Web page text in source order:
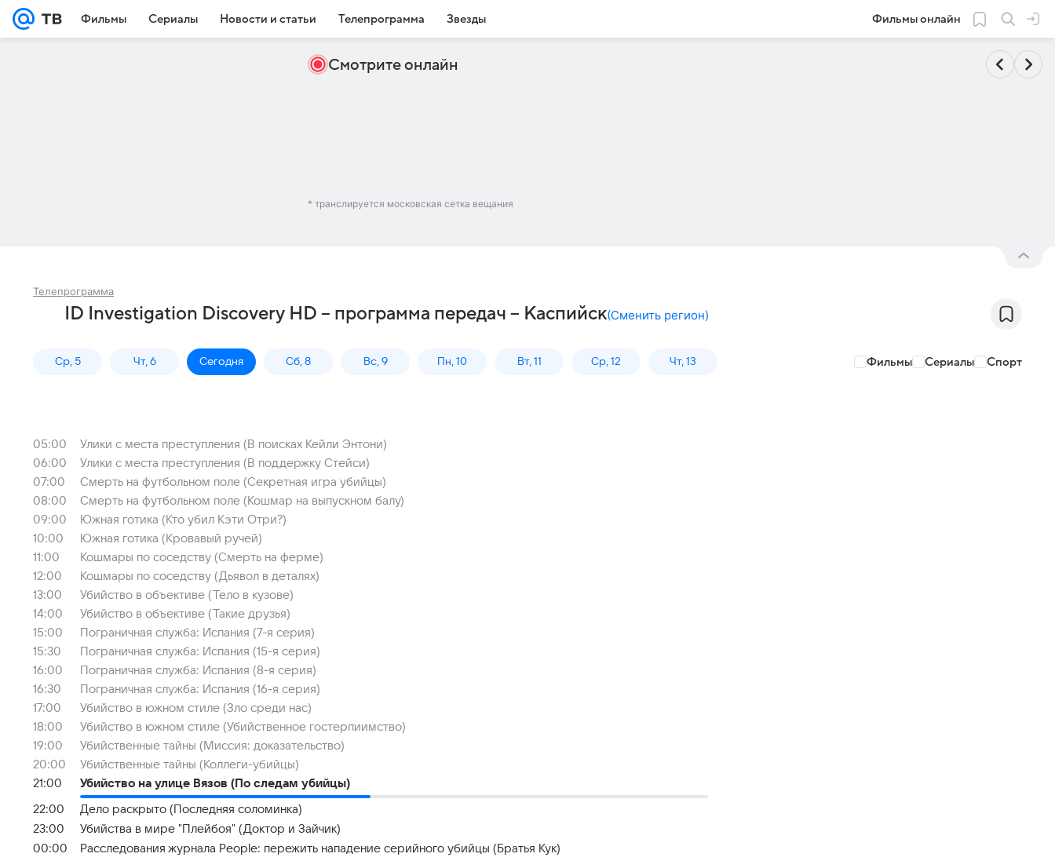
Фильмы Сериалы Новости и статьи Телепрограмма Звезды Фильмы онлайн
Смотрите онлайн
* транслируется московская сетка вещания
Телепрограмма
ID Investigation Discovery HD – программа передач – Каспийск(Сменить регион)
Ср, 5 Чт, 6 Сегодня Сб, 8 Вс, 9 Пн, 10 Вт, 11 Ср, 12 Чт, 13 Фильмы Сериалы Спорт
05:00
Улики с места преступления (В поисках Кейли Энтони)
06:00
Улики с места преступления (В поддержку Стейси)
07:00
Смерть на футбольном поле (Секретная игра убийцы)
08:00
Смерть на футбольном поле (Кошмар на выпускном балу)
09:00
Южная готика (Кто убил Кэти Отри?)
10:00
Южная готика (Кровавый ручей)
11:00
Кошмары по соседству (Смерть на ферме)
12:00
Кошмары по соседству (Дьявол в деталях)
13:00
Убийство в объективе (Тело в кузове)
14:00
Убийство в объективе (Такие друзья)
15:00
Пограничная служба: Испания (7-я серия)
15:30
Пограничная служба: Испания (15-я серия)
16:00
Пограничная служба: Испания (8-я серия)
16:30
Пограничная служба: Испания (16-я серия)
17:00
Убийство в южном стиле (Зло среди нас)
18:00
Убийство в южном стиле (Убийственное гостерпиимство)
19:00
Убийственные тайны (Миссия: доказательство)
20:00
Убийственные тайны (Коллеги-убийцы)
21:00
Убийство на улице Вязов (По следам убийцы)
22:00
Дело раскрыто (Последняя соломинка)
23:00
Убийства в мире "Плейбоя" (Доктор и Зайчик)
00:00
Расследования журнала People: пережить нападение серийного убийцы (Братья Кук)